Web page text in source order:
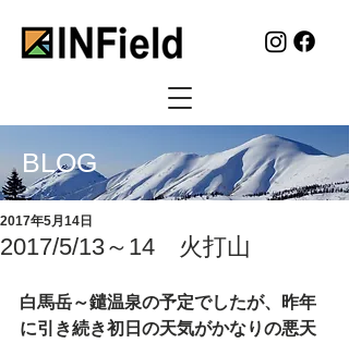
BLOG
2017/5/13～14 火打山
2017年5月14日
白馬岳～鑓温泉の予定でしたが、昨年
に引き続き初日の天気がかなりの悪天